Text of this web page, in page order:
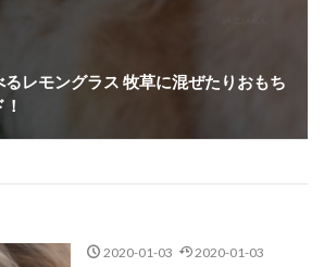
るレモングラス 牧草に混ぜたりおもち
2020-01-03 2020-01-03